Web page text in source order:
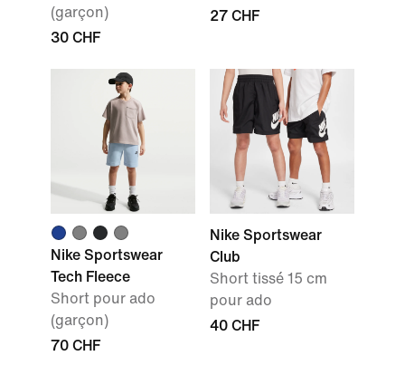
(garçon)
30 CHF
27 CHF
Nike Sportswear
Tech Fleece
Short pour ado
(garçon)
70 CHF
Nike Sportswear
Club
Short tissé 15 cm
pour ado
40 CHF
Nike